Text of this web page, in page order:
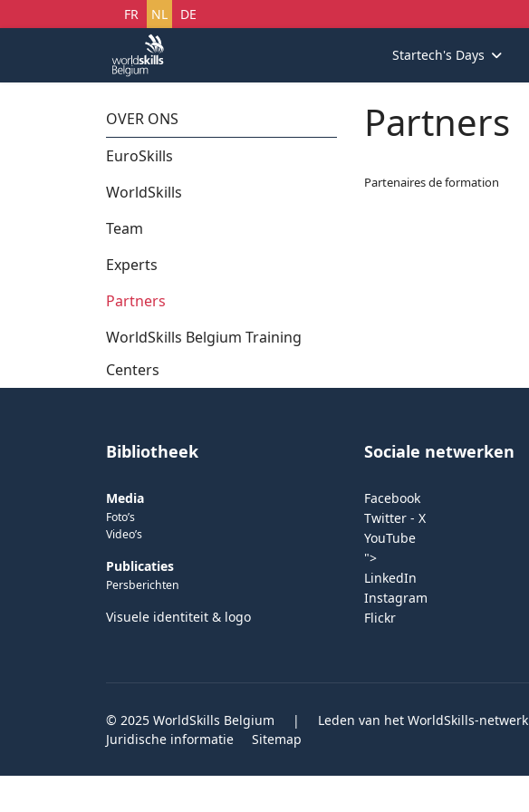
Selecteer uw taal
FR NL DE
Startech's Days
OVER ONS
EuroSkills
WorldSkills
Team
Experts
Partners
WorldSkills Belgium Training
Centers
Partners
Partenaires de formation
Bibliotheek
Media
Foto’s
Video’s
Publicaties
Persberichten
Visuele identiteit & logo
Sociale netwerken
Facebook
Twitter - X
YouTube
">
LinkedIn
Instagram
Flickr
© 2025 WorldSkills Belgium | Leden van het WorldSkills-netwerk
Juridische informatie
Sitemap